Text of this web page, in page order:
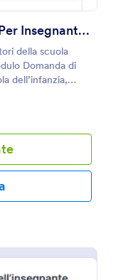
Modulo Di Candidatura Per Insegnante Di Scuola Dell'infanzia
della scuola
Domanda di
dell’infanzia,
che vogliono